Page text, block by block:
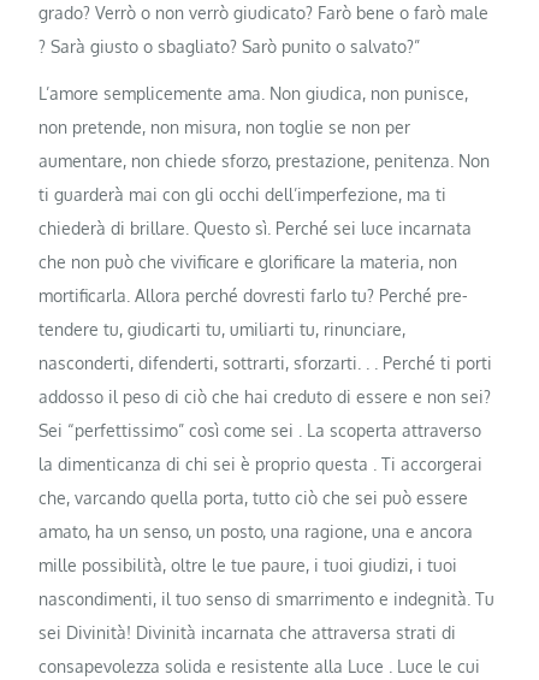
grado? Verrò o non verrò giudicato? Farò bene o farò male
? Sarà giusto o sbagliato? Sarò punito o salvato?”
L’amore semplicemente ama. Non giudica, non punisce,
non pretende, non misura, non toglie se non per
aumentare, non chiede sforzo, prestazione, penitenza. Non
ti guarderà mai con gli occhi dell’imperfezione, ma ti
chiederà di brillare. Questo sì. Perché sei luce incarnata
che non può che vivificare e glorificare la materia, non
mortificarla. Allora perché dovresti farlo tu? Perché pre-
tendere tu, giudicarti tu, umiliarti tu, rinunciare,
nasconderti, difenderti, sottrarti, sforzarti. . . Perché ti porti
addosso il peso di ciò che hai creduto di essere e non sei?
Sei “perfettissimo” così come sei . La scoperta attraverso
la dimenticanza di chi sei è proprio questa . Ti accorgerai
che, varcando quella porta, tutto ciò che sei può essere
amato, ha un senso, un posto, una ragione, una e ancora
mille possibilità, oltre le tue paure, i tuoi giudizi, i tuoi
nascondimenti, il tuo senso di smarrimento e indegnità. Tu
sei Divinità! Divinità incarnata che attraversa strati di
consapevolezza solida e resistente alla Luce . Luce le cui